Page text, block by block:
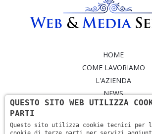
HOME
COME LAVORIAMO
L'AZIENDA
NEWS
SERVIZI
CONTATTI
QUESTO SITO WEB UTILIZZA
PARTI
Questo sito utilizza cookie tecnici per